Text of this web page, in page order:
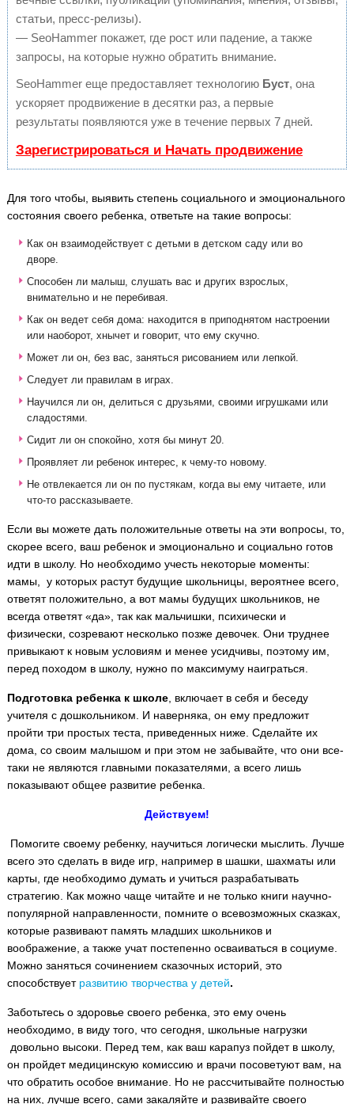
статьи, пресс-релизы).
— SeoHammer покажет, где рост или падение, а также
запросы, на которые нужно обратить внимание.
SeoHammer еще предоставляет технологию Буст, она
ускоряет продвижение в десятки раз, а первые
результаты появляются уже в течение первых 7 дней.
Зарегистрироваться и Начать продвижение
Для того чтобы, выявить степень социального и эмоционального
состояния своего ребенка, ответьте на такие вопросы:
Как он взаимодействует с детьми в детском саду или во
дворе.
Способен ли малыш, слушать вас и других взрослых,
внимательно и не перебивая.
Как он ведет себя дома: находится в приподнятом настроении
или наоборот, хнычет и говорит, что ему скучно.
Может ли он, без вас, заняться рисованием или лепкой.
Следует ли правилам в играх.
Научился ли он, делиться с друзьями, своими игрушками или
сладостями.
Сидит ли он спокойно, хотя бы минут 20.
Проявляет ли ребенок интерес, к чему-то новому.
Не отвлекается ли он по пустякам, когда вы ему читаете, или
что-то рассказываете.
Если вы можете дать положительные ответы на эти вопросы, то,
скорее всего, ваш ребенок и эмоционально и социально готов
идти в школу. Но необходимо учесть некоторые моменты:
мамы, у которых растут будущие школьницы, вероятнее всего,
ответят положительно, а вот мамы будущих школьников, не
всегда ответят «да», так как мальчишки, психически и
физически, созревают несколько позже девочек. Они труднее
привыкают к новым условиям и менее усидчивы, поэтому им,
перед походом в школу, нужно по максимуму наиграться.
Подготовка ребенка к школе, включает в себя и беседу
учителя с дошкольником. И наверняка, он ему предложит
пройти три простых теста, приведенных ниже. Сделайте их
дома, со своим малышом и при этом не забывайте, что они все-
таки не являются главными показателями, а всего лишь
показывают общее развитие ребенка.
Действуем!
Помогите своему ребенку, научиться логически мыслить. Лучше
всего это сделать в виде игр, например в шашки, шахматы или
карты, где необходимо думать и учиться разрабатывать
стратегию. Как можно чаще читайте и не только книги научно-
популярной направленности, помните о всевозможных сказках,
которые развивают память младших школьников и
воображение, а также учат постепенно осваиваться в социуме.
Можно заняться сочинением сказочных историй, это
способствует развитию творчества у детей.
Заботьтесь о здоровье своего ребенка, это ему очень
необходимо, в виду того, что сегодня, школьные нагрузки
довольно высоки. Перед тем, как ваш карапуз пойдет в школу,
он пройдет медицинскую комиссию и врачи посоветуют вам, на
что обратить особое внимание. Но не рассчитывайте полностью
на них, лучше всего, сами закаляйте и развивайте своего